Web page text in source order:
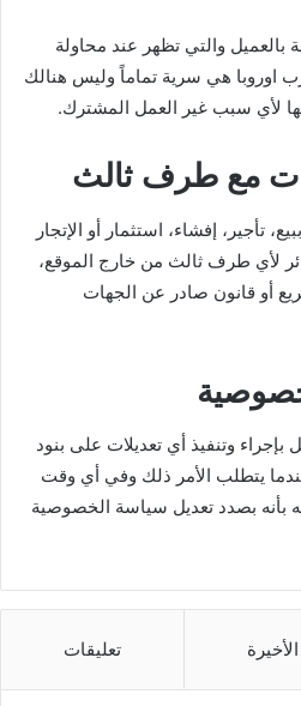
بالعميل والتي تظهر عند محاولة
اوروبا هي سرية تماماً وليس هنالك
لأي سبب غير العمل المشترك.
مع طرف ثالث
تأجير، إفشاء، استثمار أو الإتجار
لأي طرف ثالث من خارج الموقع،
أو قانون صادر عن الجهات
وتنفيذ أي تعديلات على بنود
يتطلب الأمر ذلك وفي أي وقت
بأنه بصدد تعديل سياسة الخصوصية
الأخيرة تعليقات